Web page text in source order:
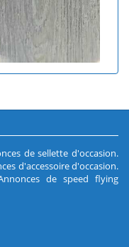
de sellette d'occasion.
d'accessoire d'occasion.
de speed flying